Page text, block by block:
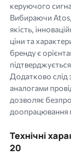
керуючого
Вибираючи Atos,
якість,
ціни та
бренду є
Додатково слід
аналогами
дозволяє
доопрацювання
Технічні
20